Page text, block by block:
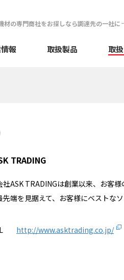
材の専門商社をお探しなら調達先の一社に
報 取扱製品 取
TRADING
ASK TRADINGは創業以来、お客
端を見据えて、お客様にベストな
http://www.asktrading.co.jp/